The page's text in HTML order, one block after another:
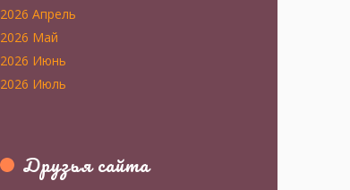
2026 Апрель
2026 Май
2026 Июнь
2026 Июль
Друзья сайта